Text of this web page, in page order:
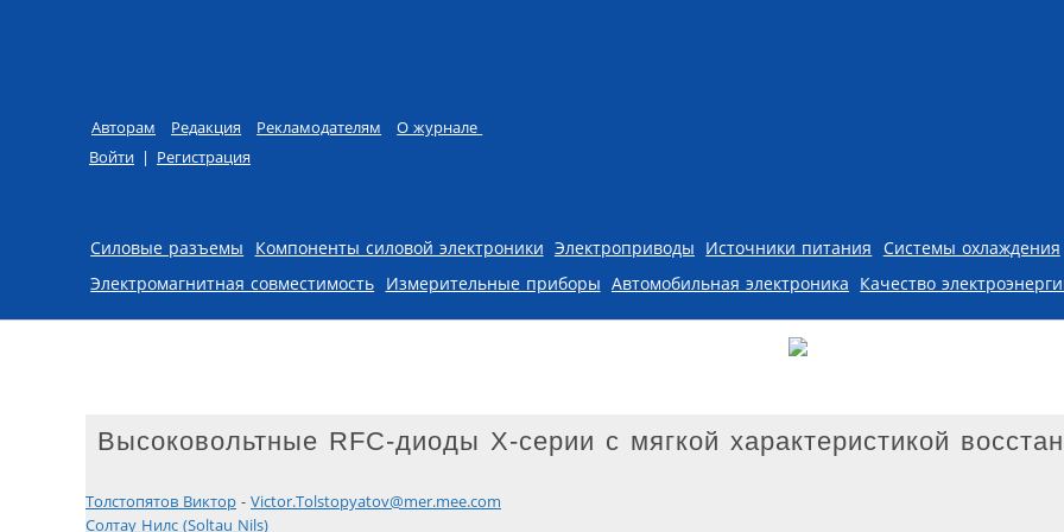
Авторам Редакция Рекламодателям
О журнале
Войти | Регистрация
Skip to content
Силовые разъемы Компоненты силовой электроники Электроприводы Источники питания Системы охлаждения
Электромагнитная совместимость Измерительные приборы Автомобильная электроника Качество
Высоковольтные RFC-диоды X-серии с мягкой характеристикой
Толстопятов Виктор - Victor.Tolstopyatov@mer.mee.com
Солтау Нилс (Soltau Nils)